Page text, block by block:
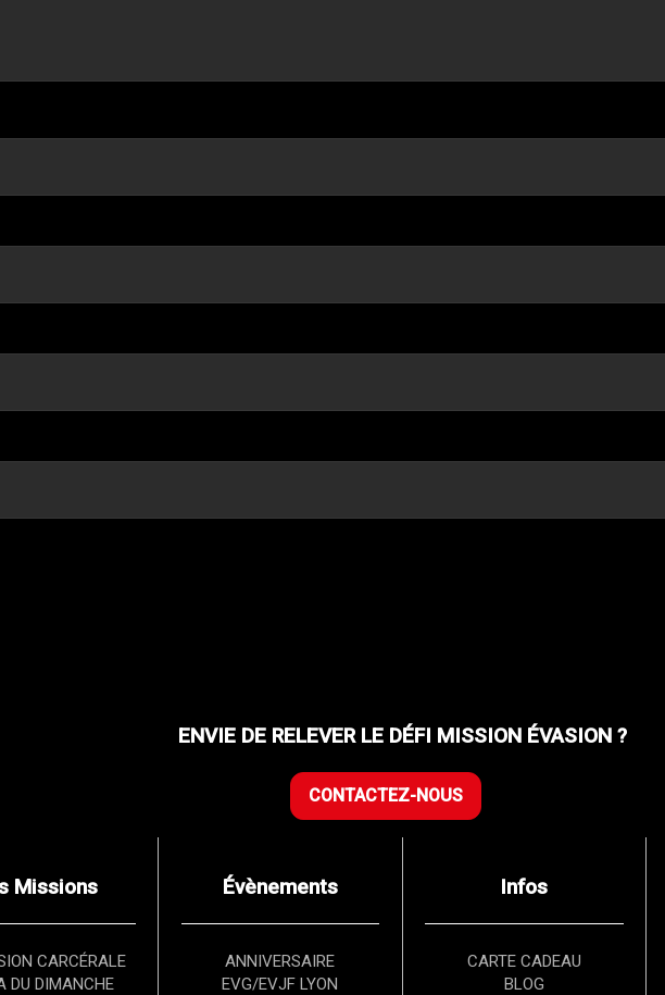
ENVIE DE RELEVER LE DÉFI MISSION ÉVASION ?
CONTACTEZ-NOUS
Missions
CARCÉRALE
DU DIMANCHE
Évènements
ANNIVERSAIRE
EVG/EVJF LYON
Infos
CARTE CADEAU
BLOG